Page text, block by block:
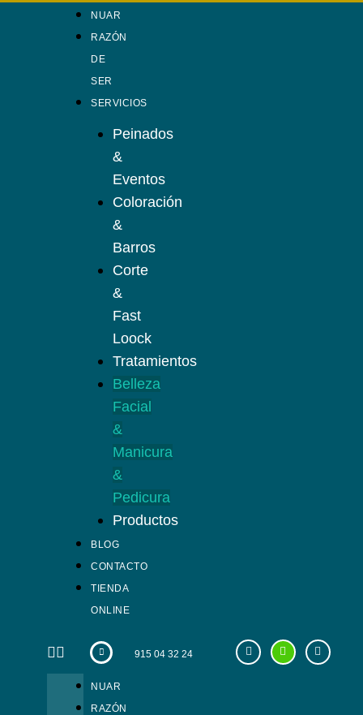
NUAR
RAZÓN
DE
SER
SERVICIOS
Peinados
&
Eventos
Coloración
&
Barros
Corte
&
Fast
Loock
Tratamientos
Belleza
Facial
&
Manicura
&
Pedicura
Productos
BLOG
CONTACTO
TIENDA
ONLINE
NUAR
RAZÓN
915 04 32 24